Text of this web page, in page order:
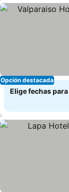
Opción destacada
Elige fechas